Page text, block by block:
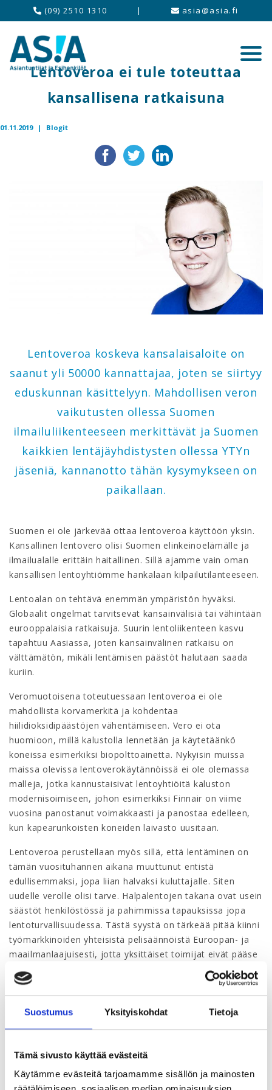
Suostumus Yksityiskohdat Tietoja
Tämä sivusto käyttää evästeitä
Käytämme evästeitä tarjoamamme sisällön ja mainosten
(09) 2510 1310 | asia@asia.fi
Lentoveroa ei tule toteuttaa
kansallisena ratkaisuna
01.11.2019 | Blogit
Lentoveroa koskeva kansalaisaloite on
saanut yli 50000 kannattajaa, joten se siirtyy
eduskunnan käsittelyyn. Mahdollisen veron
vaikutusten ollessa Suomen
ilmailuliikenteeseen merkittävät ja Suomen
kaikkien lentäjäyhdistysten ollessa YTYn
jäseniä, kannanotto tähän kysymykseen on
paikallaan.
Suomen ei ole järkevää ottaa lentoveroa käyttöön yksin.
Kansallinen lentovero olisi Suomen elinkeinoelämälle ja
ilmailualalle erittäin haitallinen. Sillä ajamme vain oman
kansallisen lentoyhtiömme hankalaan kilpailutilanteeseen.
Lentoalan on tehtävä enemmän ympäristön hyväksi.
Globaalit ongelmat tarvitsevat kansainvälisiä tai vähintään
eurooppalaisia ratkaisuja. Suurin lentoliikenteen kasvu
tapahtuu Aasiassa, joten kansainvälinen ratkaisu on
välttämätön, mikäli lentämisen päästöt halutaan saada
kuriin.
Veromuotoisena toteutuessaan lentoveroa ei ole
mahdollista korvamerkitä ja kohdentaa
hiilidioksidipäästöjen vähentämiseen. Vero ei ota
huomioon, millä kalustolla lennetään ja käytetäänkö
koneissa esimerkiksi biopolttoainetta. Nykyisin muissa
maissa olevissa lentoverokäytännöissä ei ole olemassa
malleja, jotka kannustaisivat lentoyhtiöitä kaluston
modernisoimiseen, johon esimerkiksi Finnair on viime
vuosina panostanut voimakkaasti ja panostaa edelleen,
kun kapearunkoisten koneiden laivasto uusitaan.
Lentoveroa perustellaan myös sillä, että lentäminen on
tämän vuosituhannen aikana muuttunut entistä
edullisemmaksi, jopa liian halvaksi kuluttajalle. Siten
uudelle verolle olisi tarve. Halpalentojen takana ovat usein
säästöt henkilöstössä ja pahimmissa tapauksissa jopa
lentoturvallisuudessa. Tästä syystä on tärkeää pitää kiinni
työmarkkinoiden yhteisistä pelisäännöistä Euroopan- ja
maailmanlaajuisesti, jotta yksittäiset toimijat eivät pääse
hyödyntämään jonkin yksittäisen maan yrityksille
edullisempaa ja työntekijöille heikompaa lainsäädäntöä.
Tämä periaate toimii niin työmarkkinoilla kuin
ympäristöpolitiikassakin.
otettuna heikentäisi Suomesta operoivien yhtiöiden
kasvavien lentoyhtiöiden markkinoille tulon